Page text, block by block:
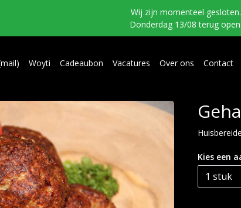
Wij zijn momenteel gesloten.
Donderdag 13/08 terug open.
Woyti Cadeaubon Vacatures Over ons Contact